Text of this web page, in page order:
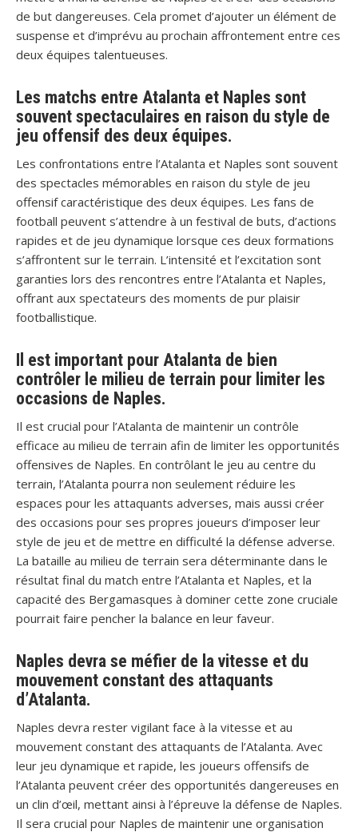
de but dangereuses. Cela promet d’ajouter un élément de
suspense et d’imprévu au prochain affrontement entre ces
deux équipes talentueuses.
Les matchs entre Atalanta et Naples sont
souvent spectaculaires en raison du style de
jeu offensif des deux équipes.
Les confrontations entre l’Atalanta et Naples sont souvent
des spectacles mémorables en raison du style de jeu
offensif caractéristique des deux équipes. Les fans de
football peuvent s’attendre à un festival de buts, d’actions
rapides et de jeu dynamique lorsque ces deux formations
s’affrontent sur le terrain. L’intensité et l’excitation sont
garanties lors des rencontres entre l’Atalanta et Naples,
offrant aux spectateurs des moments de pur plaisir
footballistique.
Il est important pour Atalanta de bien
contrôler le milieu de terrain pour limiter les
occasions de Naples.
Il est crucial pour l’Atalanta de maintenir un contrôle
efficace au milieu de terrain afin de limiter les opportunités
offensives de Naples. En contrôlant le jeu au centre du
terrain, l’Atalanta pourra non seulement réduire les
espaces pour les attaquants adverses, mais aussi créer
des occasions pour ses propres joueurs d’imposer leur
style de jeu et de mettre en difficulté la défense adverse.
La bataille au milieu de terrain sera déterminante dans le
résultat final du match entre l’Atalanta et Naples, et la
capacité des Bergamasques à dominer cette zone cruciale
pourrait faire pencher la balance en leur faveur.
Naples devra se méfier de la vitesse et du
mouvement constant des attaquants
d’Atalanta.
Naples devra rester vigilant face à la vitesse et au
mouvement constant des attaquants de l’Atalanta. Avec
leur jeu dynamique et rapide, les joueurs offensifs de
l’Atalanta peuvent créer des opportunités dangereuses en
un clin d’œil, mettant ainsi à l’épreuve la défense de Naples.
Il sera crucial pour Naples de maintenir une organisation